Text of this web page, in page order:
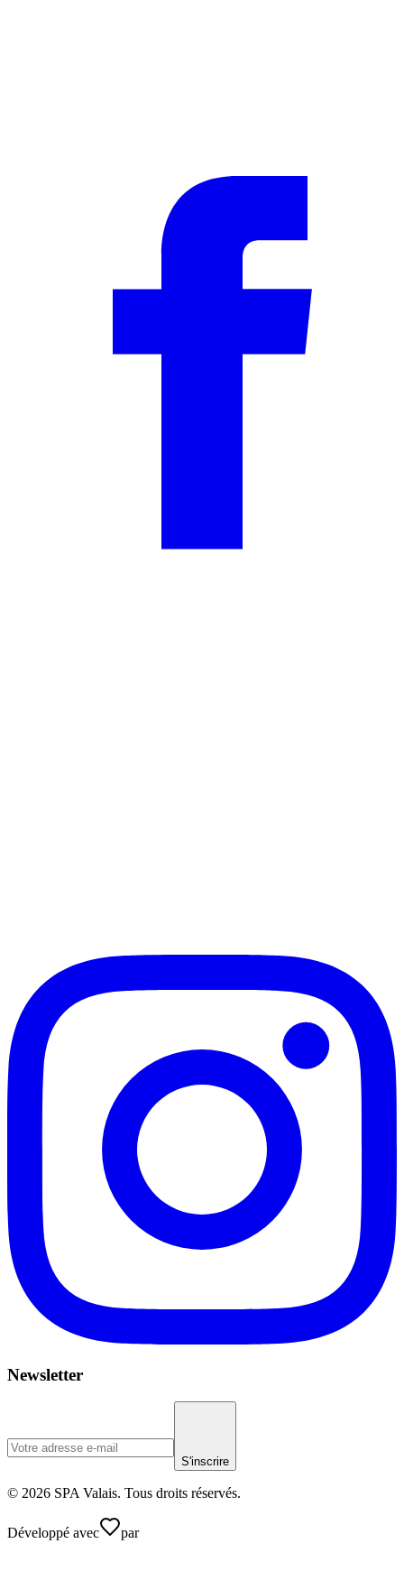
Newsletter
S'inscrire
© 2026 SPA Valais. Tous droits réservés.
Développé avec par